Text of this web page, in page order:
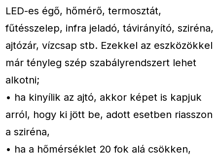
LED-es égő, hőmérő, termosztát,
fűtésszelep, infra jeladó, távirányító, sziréna,
ajtózár, vízcsap stb. Ezekkel az eszközökkel
már tényleg szép szabályrendszert lehet
alkotni;
• ha kinyílik az ajtó, akkor képet is kapjuk
arról, hogy ki jött be, adott esetben riasszon
a sziréna,
• ha a hőmérséklet 20 fok alá csökken,